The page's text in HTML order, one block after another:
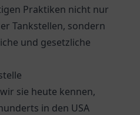
Praktiken nicht nur
Tankstellen, sondern
und gesetzliche
sie heute kennen,
in den USA